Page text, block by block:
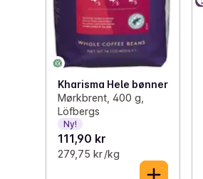
Kharisma Hele bønner
Mørkbrent, 400 g,
Löfbergs
Ny!
111,90 kr
279,75 kr /kg